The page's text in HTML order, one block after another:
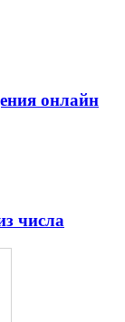
онлайн
числа